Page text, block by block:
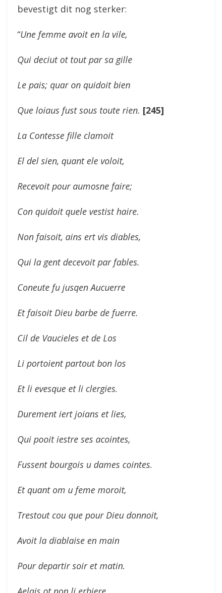
bevestigt dit nog sterker:
“Une femme avoit en la vile,
Qui deciut ot tout par sa gille
Le pais; quar on quidoit bien
Que loiaus fust sous toute rien. [245]
La Contesse fille clamoit
El del sien, quant ele voloit,
Recevoit pour aumosne faire;
Con quidoit quele vestist haire.
Non faisoit, ains ert vis diables,
Qui la gent decevoit par fables.
Coneute fu jusqen Aucuerre
Et faisoit Dieu barbe de fuerre.
Cil de Vaucieles et de Los
Li portoient partout bon los
Et li evesque et li clergies.
Durement iert joians et lies,
Qui pooit iestre ses acointes,
Fussent bourgois u dames cointes.
Et quant om u feme moroit,
Trestout cou que pour Dieu donnoit,
Avoit la diablaise en main
Pour departir soir et matin.